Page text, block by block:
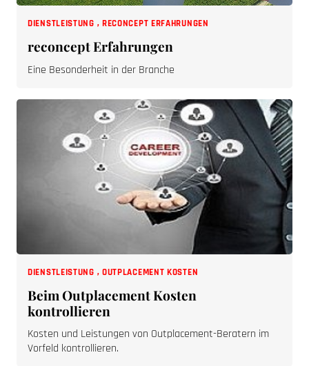
DIENSTLEISTUNG , RECONCEPT ERFAHRUNGEN
reconcept Erfahrungen
Eine Besonderheit in der Branche
DIENSTLEISTUNG , OUTPLACEMENT KOSTEN
Beim Outplacement Kosten
kontrollieren
Kosten und Leistungen von Outplacement-Beratern im
Vorfeld kontrollieren.